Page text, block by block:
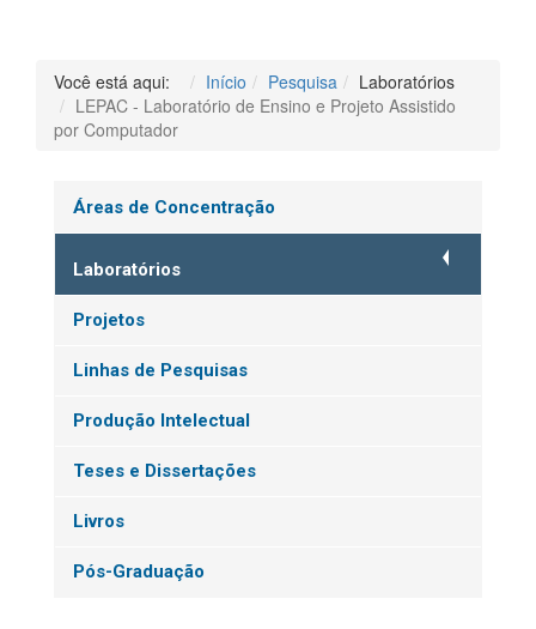
Você está aqui: Início Pesquisa
Laboratórios
LEPAC - Laboratório de Ensino e Projeto Assistido
por Computador
Áreas de Concentração
Laboratórios
Projetos
Linhas de Pesquisas
Produção Intelectual
Teses e Dissertações
Livros
Pós-Graduação